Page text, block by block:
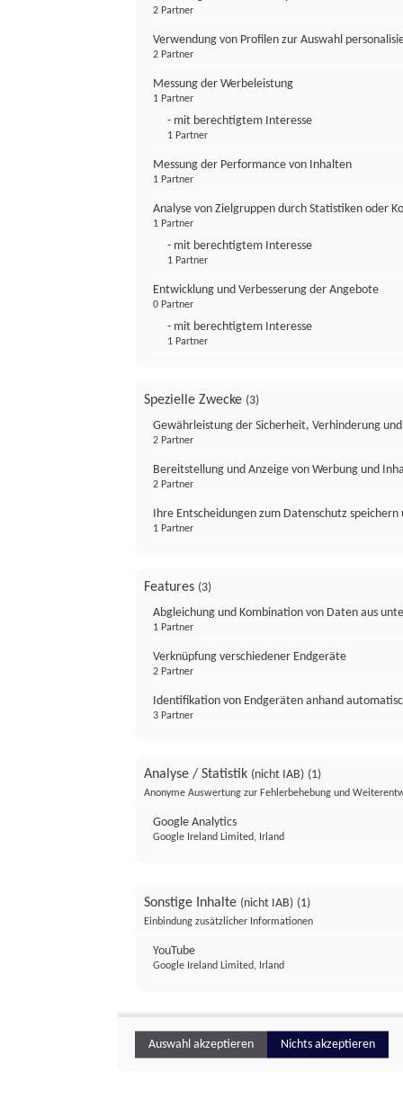
2 Partner
Verwendung von Profilen zur Auswahl
2 Partner
Messung der Werbeleistung
1 Partner
- mit berechtigtem Interesse
1 Partner
Messung der Performance von Inhalten
1 Partner
Analyse von Zielgruppen durch Statistiken oder
1 Partner
- mit berechtigtem Interesse
1 Partner
Entwicklung und Verbesserung der Angebote
0 Partner
- mit berechtigtem Interesse
1 Partner
Spezielle Zwecke (3)
Gewährleistung der Sicherheit, Verhinderung
2 Partner
Bereitstellung und Anzeige von Werbung und
2 Partner
Ihre Entscheidungen zum Datenschutz
1 Partner
Features (3)
Abgleichung und Kombination von Daten aus
1 Partner
Verknüpfung verschiedener Endgeräte
2 Partner
Identifikation von Endgeräten anhand
3 Partner
Analyse / Statistik (nicht IAB) (1)
Anonyme Auswertung zur Fehlerbehebung und
Google Analytics
Google Ireland Limited, Irland
Sonstige Inhalte (nicht IAB) (1)
Einbindung zusätzlicher Informationen
YouTube
Google Ireland Limited, Irland
Auswahl akzeptieren Nichts akzeptieren